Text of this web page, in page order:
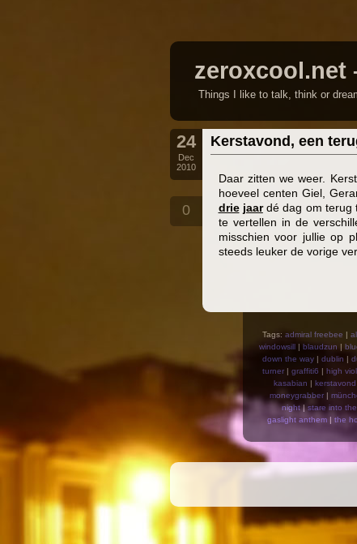
zeroxcool.net
Things I like to talk, think or
24
Dec
2010
0
Kerstavond, een
Daar zitten we weer.
hoeveel centen Giel,
drie jaardé dag om terug
te vertellen in de
misschien voor jullie op
steeds leuker de vorige
Tags: admiral freebee |
windowsill| blaudzun |
down the way| dublin |
turner| graffiti6 | high
kasabian | kerstavond
moneygrabber|
night|stare into
gaslight anthem| the